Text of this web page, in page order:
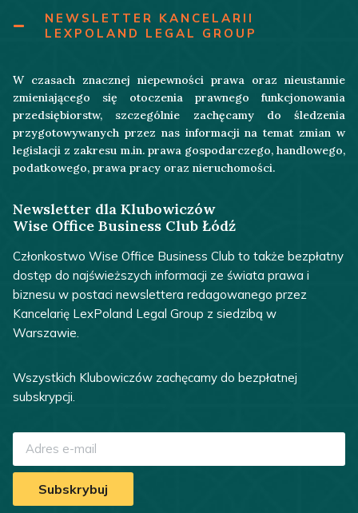
NEWSLETTER KANCELARII
LEXPOLAND LEGAL GROUP
W czasach znacznej niepewności prawa oraz nieustannie
zmieniającego się otoczenia prawnego funkcjonowania
przedsiębiorstw, szczególnie zachęcamy do śledzenia
przygotowywanych przez nas informacji na temat zmian w
legislacji z zakresu m.in. prawa gospodarczego, handlowego,
podatkowego, prawa pracy oraz nieruchomości.
Newsletter dla Klubowiczów
Wise Office Business Club Łódź
Członkostwo Wise Office Business Club to także bezpłatny
dostęp do najświeższych informacji ze świata prawa i
biznesu w postaci newslettera redagowanego przez
Kancelarię LexPoland Legal Group z siedzibą w
Warszawie.
Wszystkich Klubowiczów zachęcamy do bezpłatnej
subskrypcji.
Subskrybuj